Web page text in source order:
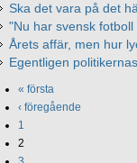
Ska det vara på det
"Nu har svensk
Årets affär, men hur
Egentligen
« första
‹ föregående
1
2